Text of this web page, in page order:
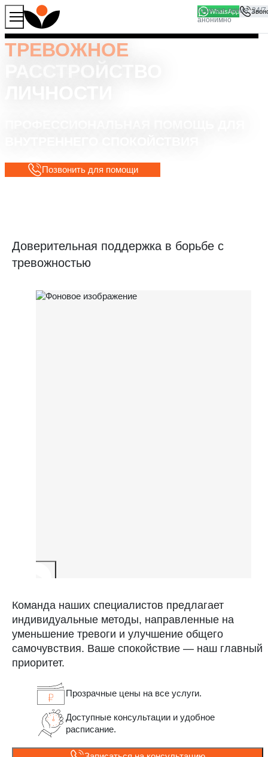
WhatsApp
ТРЕВОЖНОЕ
Позвонить для помощи
Доверительная поддержка в борьбе с
тревожностью
Команда наших специалистов предлагает
индивидуальные методы, направленные на
уменьшение тревоги и улучшение общего
самочувствия. Ваше спокойствие — наш главный
приоритет.
Прозрачные цены на все услуги.
Доступные консультации и удобное
расписание.
Продолжая работу с сайтом, вы соглашаетесь на то, что
мы используем файлы
Хорошо